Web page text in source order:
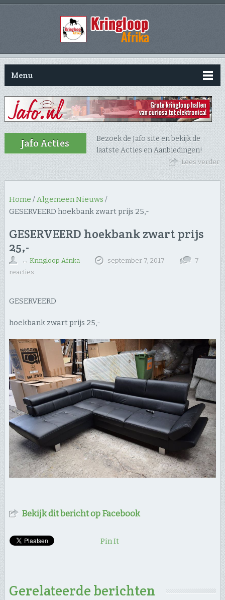
Menu
Jafo Acties
Bezoek de Jafo site en bekijk de
laatste Acties en Aanbiedingen!
Lees verder
Home /Algemeen Nieuws /
GESERVEERD hoekbank zwart prijs 25,-
GESERVEERD hoekbank zwart prijs
25,-
↔ Kringloop Afrika september 7, 2017
7
reacties
GESERVEERD
hoekbank zwart prijs 25,-
Bekijk dit bericht op Facebook
Pin It
Gerelateerde berichten